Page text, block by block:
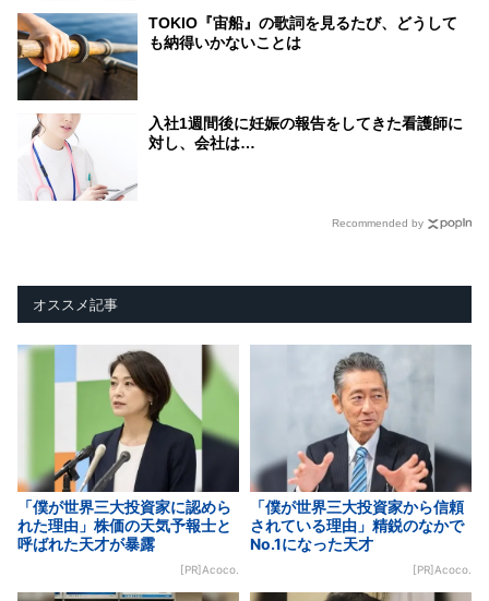
TOKIO『宙船』の歌詞を見るたび、どうして
も納得いかないことは
入社1週間後に妊娠の報告をしてきた看護師に
対し、会社は…
Recommended by
オススメ記事
「僕が世界三大投資家に認めら
れた理由」株価の天気予報士と
呼ばれた天才が暴露
[PR]Acoco.
「僕が世界三大投資家から信頼
されている理由」精鋭のなかで
No.1になった天才
[PR]Acoco.